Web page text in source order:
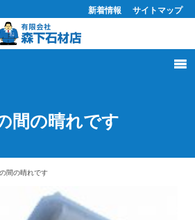
新着情報 サイトマップ
間の晴れです
間の晴れです